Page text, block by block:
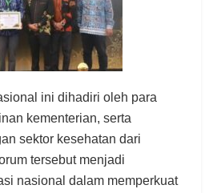
ini dihadiri oleh para
kementerian, serta
sektor kesehatan dari
tersebut menjadi
nasional dalam memperkuat